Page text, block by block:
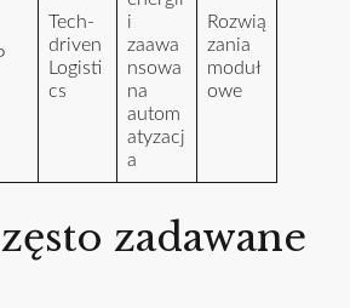
Tech-
driven
Logisti
cs
i
zaawa
nsowa
na
autom
atyzacj
a
Rozwią
zania
moduł
owe
zadawane